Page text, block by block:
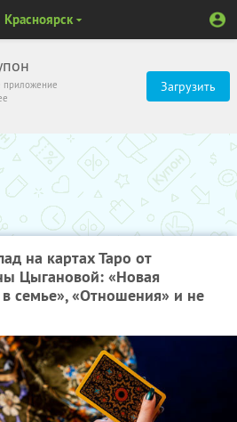
приложение
Загрузить
Красноярск
на картах Таро от
Цыгановой: «Новая
семье», «Отношения» и не